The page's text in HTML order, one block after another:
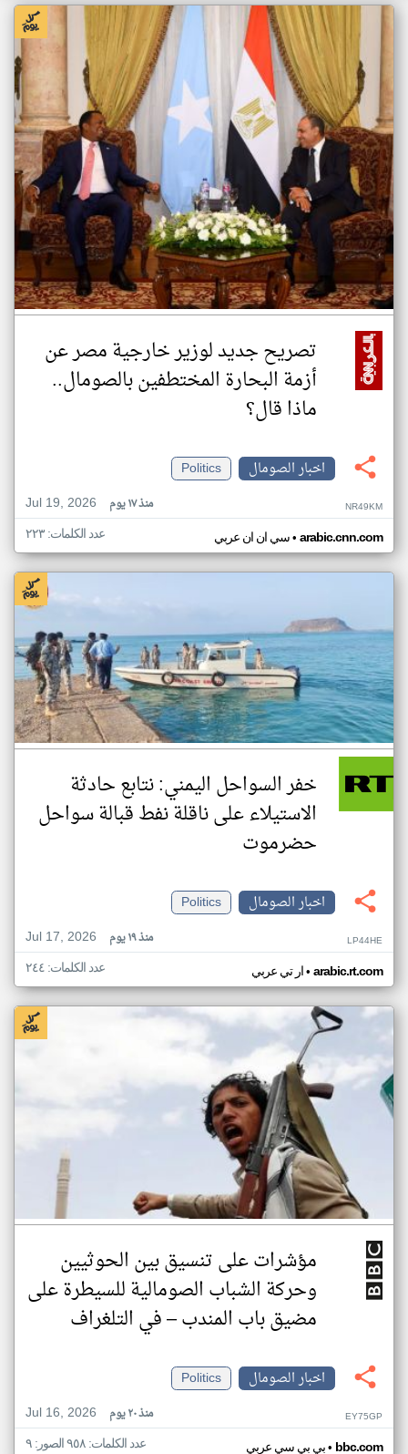
تصريح جديد لوزير خارجية مصر عن
أزمة البحارة المختطفين بالصومال..
ماذا قال؟
اخبار الصومال
Politics
Jul 19, 2026
منذ ١٧ يوم NR49KM
سي ان ان عربي• arabic.cnn.com عدد الكلمات: ٢٢٣
خفر السواحل اليمني: نتابع حادثة
الاستيلاء على ناقلة نفط قبالة سواحل
حضرموت
اخبار الصومال
Politics
Jul 17, 2026
منذ ١٩ يوم LP44HE
ار تي عربي• arabic.rt.com عدد الكلمات: ٢٤٤
مؤشرات على تنسيق بين الحوثيين
وحركة الشباب الصومالية للسيطرة على
مضيق باب المندب – في التلغراف
اخبار الصومال
Politics
Jul 16, 2026
منذ ٢٠ يوم EY75GP
بي بي سي عربي• bbc.com عدد الكلمات: ٩٥٨ الصور: ٩